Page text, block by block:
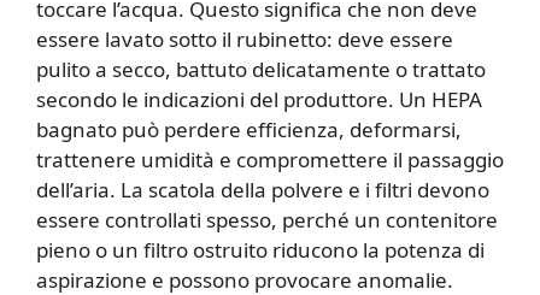
toccare l’acqua. Questo significa che non deve
essere lavato sotto il rubinetto: deve essere
pulito a secco, battuto delicatamente o trattato
secondo le indicazioni del produttore. Un HEPA
bagnato può perdere efficienza, deformarsi,
trattenere umidità e compromettere il passaggio
dell’aria. La scatola della polvere e i filtri devono
essere controllati spesso, perché un contenitore
pieno o un filtro ostruito riducono la potenza di
aspirazione e possono provocare anomalie.